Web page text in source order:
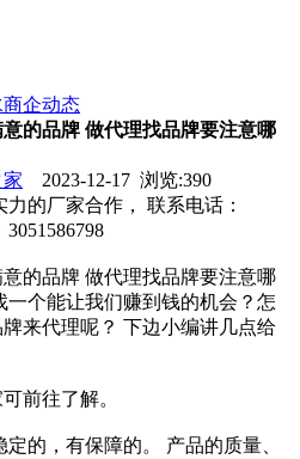
商企动态
的品牌 做代理找品牌要注意哪
2023-12-17 浏览:390
的厂家合作， 联系电话：
的品牌 做代理找品牌要注意哪
个能让我们赚到钱的机会？怎
来代理呢？ 下边小编讲几点给
前往了解。
的，有保障的。 产品的质量、